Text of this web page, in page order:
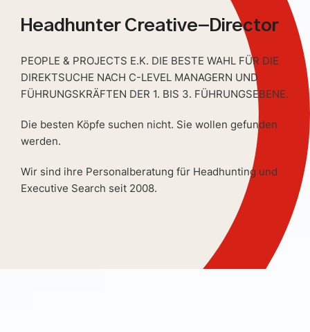
Headhunter Creative-Director
PEOPLE & PROJECTS E.K. DIE BESTE WAHL FÜR DIE
DIREKTSUCHE NACH C-LEVEL MANAGERN UND
FÜHRUNGSKRÄFTEN DER 1. BIS 3. FÜHRUNGSEBENE.
Die besten Köpfe suchen nicht. Sie wollen gefunden
werden.
Wir sind ihre Personalberatung für Headhunting und
Executive Search seit 2008.